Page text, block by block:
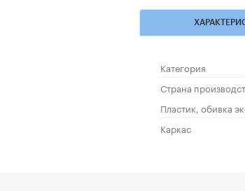
Категория
Страна
Пластик, обивка
Каркас